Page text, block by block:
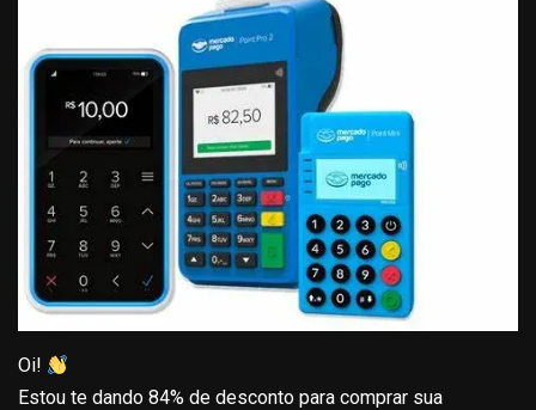
Oi!
Estou te dando 84% de desconto para comprar sua